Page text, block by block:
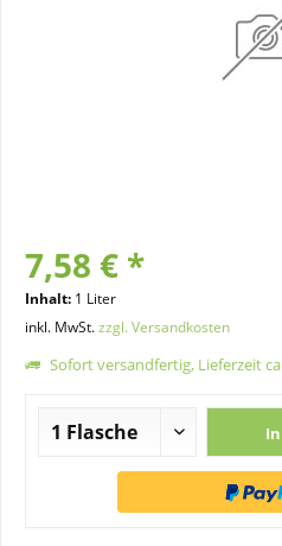
7,58 € *
Inhalt: 1 Liter
inkl. MwSt.zzgl. Versandkosten
Sofort versandfertig, Lieferzeit